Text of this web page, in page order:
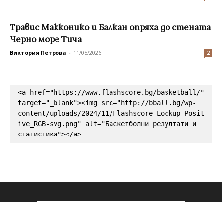
Травис Макконико и Балкан опряха до стената
Черно море Тича
Виктория Петрова - 11/05/2026 2
<a href="https://www.flashscore.bg/basketball/"
target="_blank"><img src="http://bball.bg/wp-
content/uploads/2024/11/Flashscore_Lockup_Posit
ive_RGB-svg.png" alt="Баскетболни резултати и
статистика"></a>